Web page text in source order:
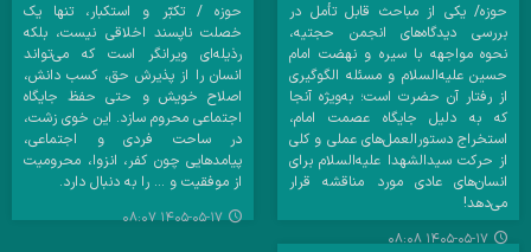
حوزه/ یکی از مباحث قابل تأمل در
بررسی دیدگاه‌های انجمن حجتیه،
نحوه مواجهه با سیره و نهضت امام
حسین علیه‌السلام و مسئله الگوگیری
از رفتار آن حضرت است؛ به‌ویژه آنجا
که به دلیل جایگاه عصمت امام،
استخراج دستورالعمل‌های عملی و کلی
از حرکت سیدالشهدا علیه‌السلام برای
انسان‌های عادی مورد مناقشه قرار
می‌دهد!
۱۴۰۵-۰۵-۱۷ ۰۸:۰۸
حوزه / تکبّر و استکبار، تنها یک
خصلت ناپسند اخلاقی نیست، بلکه
رذیله‌ای ویرانگر است که می‌تواند
انسان را از پذیرش حق، کسب دانش،
اصلاح خویش و حتی حفظ جایگاه
اجتماعی محروم سازد. این خوی زشت،
در ساحت فردی و اجتماعی،
پیامدهایی چون کفر، انزوا، محرومیت
از موفقیت و ... را به دنبال دارد.
۱۴۰۵-۰۵-۱۷ ۰۸:۰۷